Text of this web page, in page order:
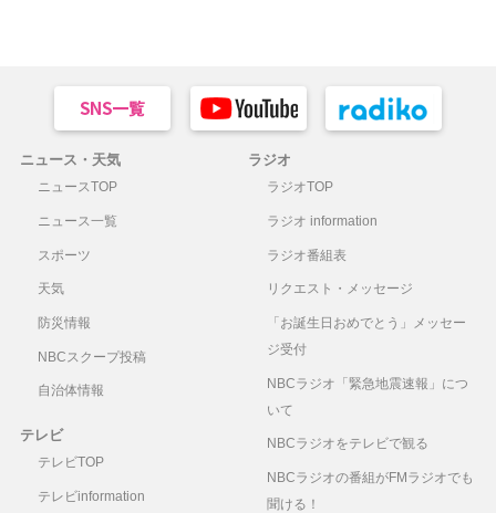
ニュース・天気
ニュースTOP
ニュース一覧
スポーツ
天気
防災情報
NBCスクープ投稿
自治体情報
テレビ
テレビTOP
テレビinformation
ラジオ
ラジオTOP
ラジオ information
ラジオ番組表
リクエスト・メッセージ
「お誕生日おめでとう」メッセー
ジ受付
NBCラジオ「緊急地震速報」につ
いて
NBCラジオをテレビで観る
NBCラジオの番組がFMラジオでも
聞ける！